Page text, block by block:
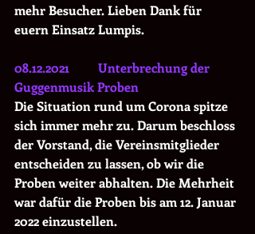
mehr Besucher. Lieben Dank für
euern Einsatz Lumpis.
08.12.2021         Unterbrechung der
Guggenmusik Proben
Die Situation rund um Corona spitze
sich immer mehr zu. Darum beschloss
der Vorstand, die Vereinsmitglieder
entscheiden zu lassen, ob wir die
Proben weiter abhalten. Die Mehrheit
war dafür die Proben bis am 12. Januar
2022 einzustellen.